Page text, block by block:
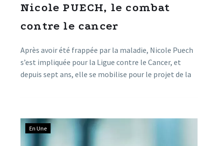
Nicole PUECH, le combat
contre le cancer
Après avoir été frappée par la maladie, Nicole Puech
s’est impliquée pour la Ligue contre le Cancer, et
depuis sept ans, elle se mobilise pour le projet de la
activement pour la 7ème année.
En Une